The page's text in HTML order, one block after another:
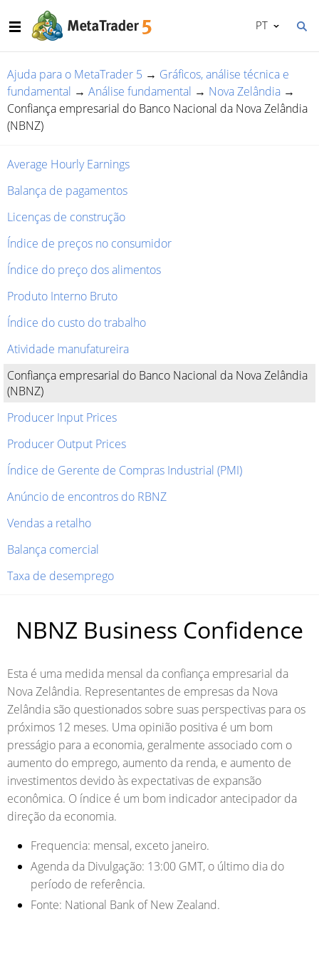
PT
Ajuda para o MetaTrader 5 → Gráficos, análise técnica e
fundamental → Análise fundamental → Nova Zelândia →
Confiança empresarial do Banco Nacional da Nova Zelândia
(NBNZ)
Average Hourly Earnings
Balança de pagamentos
Licenças de construção
Índice de preços no consumidor
Índice do preço dos alimentos
Produto Interno Bruto
Índice do custo do trabalho
Atividade manufatureira
Confiança empresarial do Banco Nacional da Nova Zelândia
(NBNZ)
Producer Input Prices
Producer Output Prices
Índice de Gerente de Compras Industrial (PMI)
Anúncio de encontros do RBNZ
Vendas a retalho
Balança comercial
Taxa de desemprego
NBNZ Business Confidence
Esta é uma medida mensal da confiança empresarial da
Nova Zelândia. Representantes de empresas da Nova
Zelândia são questionados sobre suas perspectivas para os
próximos 12 meses. Uma opinião positiva é um bom
presságio para a economia, geralmente associado com o
aumento do emprego, aumento da renda, e aumento de
investimentos devido às expectativas de expansão
econômica. O índice é um bom indicador antecipador da
direção da economia.
Frequencia: mensal, exceto janeiro.
Agenda da Divulgação: 13:00 GMT, o último dia do
período de referência.
Fonte: National Bank of New Zealand.